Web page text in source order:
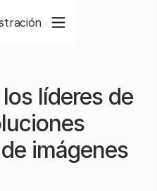
líderes de
imágenes